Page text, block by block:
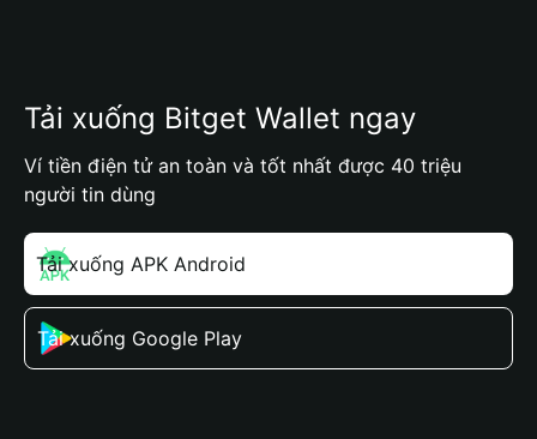
Tải xuống Bitget Wallet ngay
Ví tiền điện tử an toàn và tốt nhất được 40 triệu
người tin dùng
Tải xuống APK Android
Tải xuống Google Play